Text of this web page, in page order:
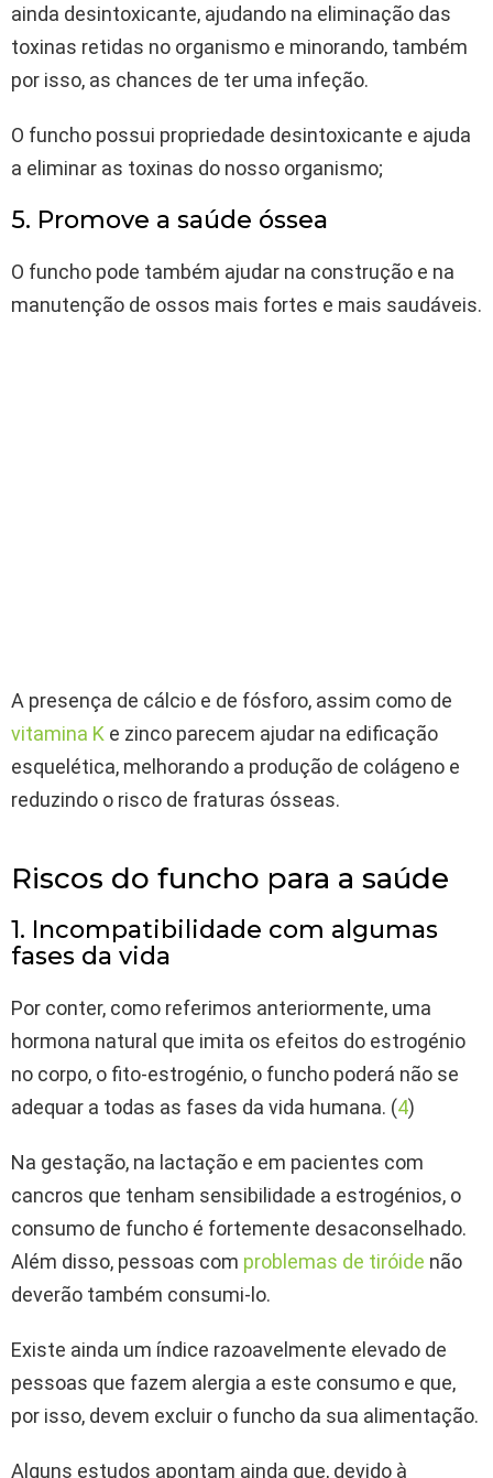
ainda desintoxicante, ajudando na eliminação das
toxinas retidas no organismo e minorando, também
por isso, as chances de ter uma infeção.
O funcho possui propriedade desintoxicante e ajuda
a eliminar as toxinas do nosso organismo;
5. Promove a saúde óssea
O funcho pode também ajudar na construção e na
manutenção de ossos mais fortes e mais saudáveis.
A presença de cálcio e de fósforo, assim como de
vitamina K e zinco parecem ajudar na edificação
esquelética, melhorando a produção de colágeno e
reduzindo o risco de fraturas ósseas.
Riscos do funcho para a saúde
1. Incompatibilidade com algumas
fases da vida
Por conter, como referimos anteriormente, uma
hormona natural que imita os efeitos do estrogénio
no corpo, o fito-estrogénio, o funcho poderá não se
adequar a todas as fases da vida humana. (4)
Na gestação, na lactação e em pacientes com
cancros que tenham sensibilidade a estrogénios, o
consumo de funcho é fortemente desaconselhado.
Além disso, pessoas com problemas de tiróide não
deverão também consumi-lo.
Existe ainda um índice razoavelmente elevado de
pessoas que fazem alergia a este consumo e que,
por isso, devem excluir o funcho da sua alimentação.
Alguns estudos apontam ainda que, devido à